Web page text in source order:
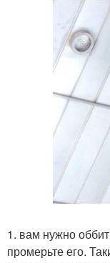
1. вам нужно
промерьте его.